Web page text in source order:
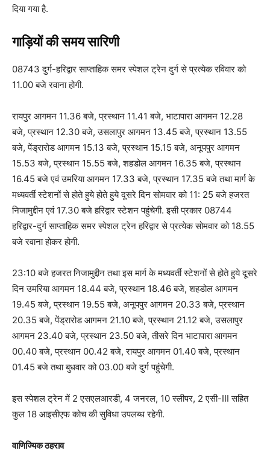
दिया गया है.
गाड़ियों की समय सारिणी
08743 दुर्ग-हरिद्वार साप्ताहिक समर स्पेशल ट्रेन दुर्ग से प्रत्येक रविवार को
11.00 बजे रवाना होगी.
रायपुर आगमन 11.36 बजे, प्रस्थान 11.41 बजे, भाटापारा आगमन 12.28
बजे, प्रस्थान 12.30 बजे, उसलापुर आगमन 13.45 बजे, प्रस्थान 13.55
बजे, पेंड्रारोड आगमन 15.13 बजे, प्रस्थान 15.15 बजे, अनूपपुर आगमन
15.53 बजे, प्रस्थान 15.55 बजे, शहडोल आगमन 16.35 बजे, प्रस्थान
16.45 बजे एवं उमरिया आगमन 17.33 बजे, प्रस्थान 17.35 बजे तथा मार्ग के
मध्यवर्ती स्टेशनों से होते हुये होते हुये दूसरे दिन सोमवार को 11: 25 बजे हजरत
निजामुद्दीन एवं 17.30 बजे हरिद्वार स्टेशन पहुंचेगी. इसी प्रकार 08744
हरिद्वार-दुर्ग साप्ताहिक समर स्पेशल ट्रेन हरिद्वार से प्रत्येक सोमवार को 18.55
बजे रवाना होकर होगी.
23:10 बजे हजरत निजामुद्दीन तथा इस मार्ग के मध्यवर्ती स्टेशनों से होते हुये दूसरे
दिन उमरिया आगमन 18.44 बजे, प्रस्थान 18.46 बजे, शहडोल आगमन
19.45 बजे, प्रस्थान 19.55 बजे, अनूपपुर आगमन 20.33 बजे, प्रस्थान
20.35 बजे, पेंड्रारोड आगमन 21.10 बजे, प्रस्थान 21.12 बजे, उसलापुर
आगमन 23.40 बजे, प्रस्थान 23.50 बजे, तीसरे दिन भाटापारा आगमन
00.40 बजे, प्रस्थान 00.42 बजे, रायपुर आगमन 01.40 बजे, प्रस्थान
01.45 बजे तथा बुधवार को 03.00 बजे दुर्ग पहुंचेगी.
इस स्पेशल ट्रेन में 2 एसएलआरडी, 4 जनरल, 10 स्लीपर, 2 एसी-III सहित
कुल 18 आइसीएफ कोच की सुविधा उपलब्ध रहेगी.
वाणिज्यिक ठहराव